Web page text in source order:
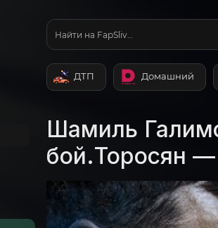
Найти на FapSliv…
ДТП Домашний
Шамиль
бой.Торосян